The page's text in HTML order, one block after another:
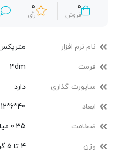
0
فروش
0
رأی
نام نرم افزار
فرمت 3dm
ساپورت گذاری دارد
ابعاد 40*6*12 میلیمتر
ضخامت 0.35 میلیمتر
وزن 4 تا 5 گرم